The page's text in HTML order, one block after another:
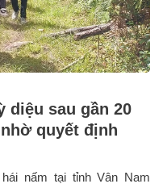
diệu sau gần 20
quyết định
nấm tại tỉnh Vân Nam